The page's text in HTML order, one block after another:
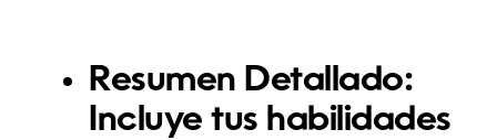
Resumen Detallado:
Incluye tus habilidades